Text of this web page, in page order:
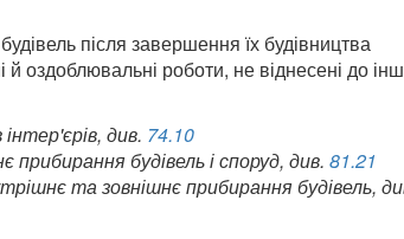
після завершення їх будівництва
й оздоблювальні роботи, не віднесені до
див. 74.10
прибирання будівель і споруд, див. 81.21
та зовнішнє прибирання будівель,